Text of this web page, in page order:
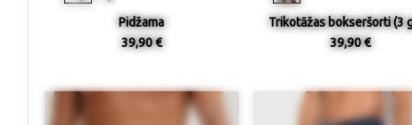
Pidžama
39,90 €
Trikotāžas bokseršorti (3
39,90 €